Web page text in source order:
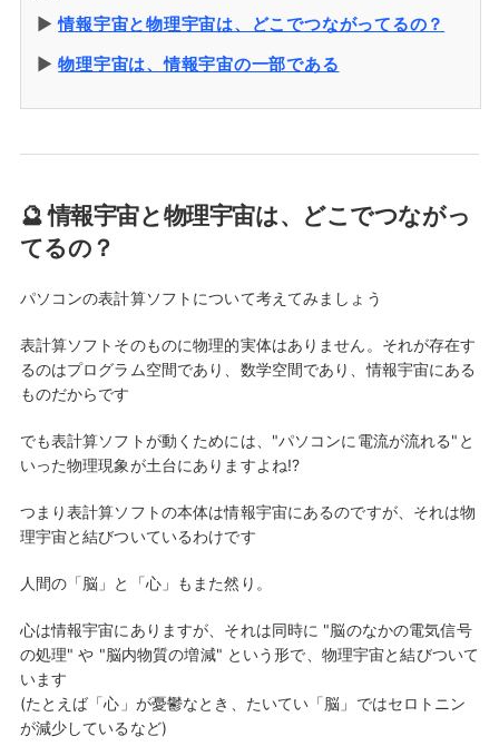
▶︎情報宇宙と物理宇宙は、どこでつながってるの？
▶︎物理宇宙は、情報宇宙の一部である
🔮 情報宇宙と物理宇宙は、どこでつながっ
てるの？
パソコンの表計算ソフトについて考えてみましょう
表計算ソフトそのものに物理的実体はありません。それが存在す
るのはプログラム空間であり、数学空間であり、情報宇宙にある
ものだからです
でも表計算ソフトが動くためには、"パソコンに電流が流れる"と
いった物理現象が土台にありますよね!?
つまり表計算ソフトの本体は情報宇宙にあるのですが、それは物
理宇宙と結びついているわけです
人間の「脳」と「心」もまた然り。
心は情報宇宙にありますが、それは同時に "脳のなかの電気信号
の処理" や "脳内物質の増減" という形で、物理宇宙と結びついて
います
(たとえば「心」が憂鬱なとき、たいてい「脳」ではセロトニン
が減少しているなど)